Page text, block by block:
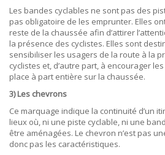
Les bandes cyclables ne sont pas des
pas obligatoire de les emprunter. Elles
reste de la chaussée afin d’attirer
la présence des cyclistes. Elles sont
sensibiliser les usagers de la route à la
cyclistes et, d’autre part, à encourager
place à part entière sur la chaussée.
3) Les chevrons
Ce marquage indique la continuité d’un
lieux où, ni une piste cyclable, ni une
être aménagées. Le chevron n’est pas
donc pas les caractéristiques.